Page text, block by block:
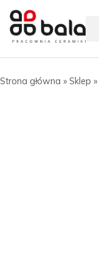
Strona główna » Sklep »